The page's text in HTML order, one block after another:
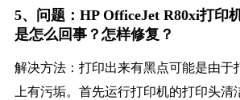
5、问题：HP OfficeJet R80xi打印
是怎么回事？怎样修复？
解决方法：打印出来有黑点可能是由于
上有污垢。首先运行打印机的打印头清